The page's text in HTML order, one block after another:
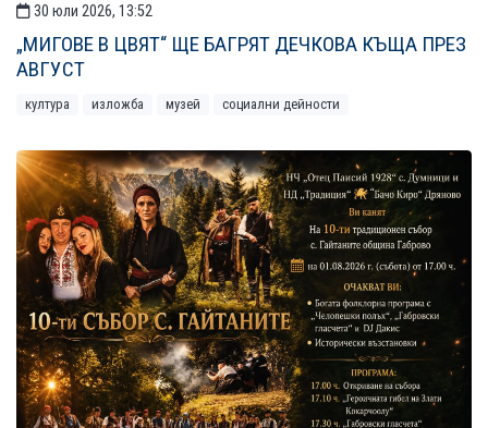
30 юли 2026, 13:52
„МИГОВЕ В ЦВЯТ“ ЩЕ БАГРЯТ ДЕЧКОВА КЪЩА ПРЕЗ
АВГУСТ
култура изложба музей социални дейности